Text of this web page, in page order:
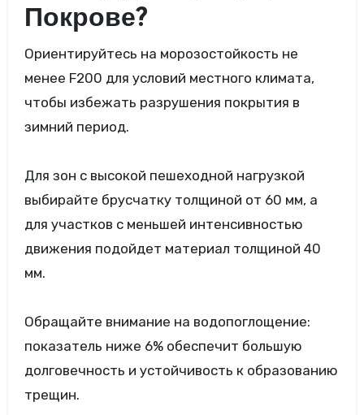
Покрове?
Ориентируйтесь на морозостойкость не
менее F200 для условий местного климата,
чтобы избежать разрушения покрытия в
зимний период.
Для зон с высокой пешеходной нагрузкой
выбирайте брусчатку толщиной от 60 мм, а
для участков с меньшей интенсивностью
движения подойдет материал толщиной 40
мм.
Обращайте внимание на водопоглощение:
показатель ниже 6% обеспечит большую
долговечность и устойчивость к образованию
трещин.